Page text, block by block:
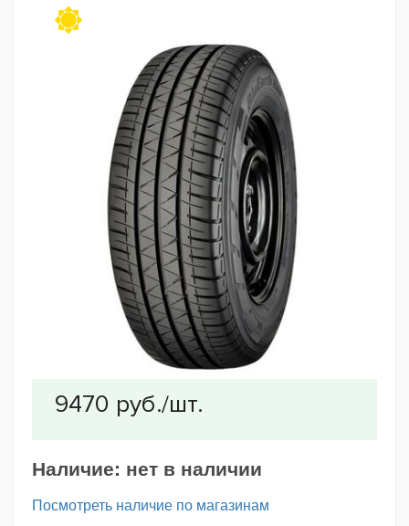
Наличие: нет в наличии
Посмотреть наличие по магазинам